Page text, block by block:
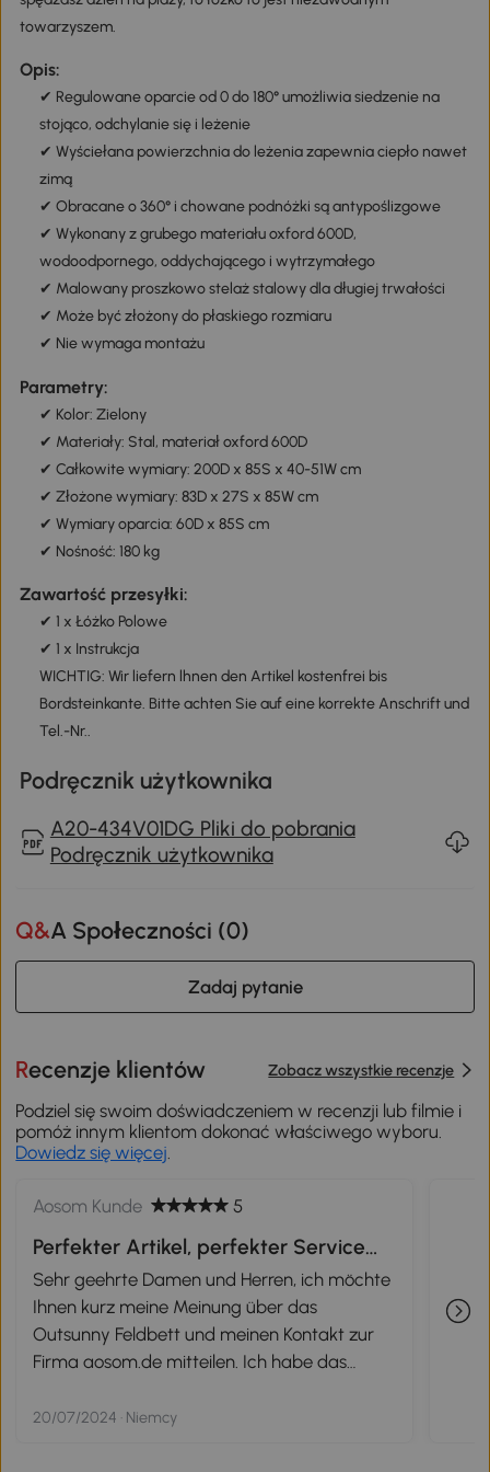
towarzyszem.
Opis:
✔ Regulowane oparcie od 0 do 180° umożliwia siedzenie na
stojąco, odchylanie się i leżenie
✔ Wyściełana powierzchnia do leżenia zapewnia ciepło nawet
zimą
✔ Obracane o 360° i chowane podnóżki są antypoślizgowe
✔ Wykonany z grubego materiału oxford 600D,
wodoodpornego, oddychającego i wytrzymałego
✔ Malowany proszkowo stelaż stalowy dla długiej trwałości
✔ Może być złożony do płaskiego rozmiaru
✔ Nie wymaga montażu
Parametry:
✔ Kolor: Zielony
✔ Materiały: Stal, materiał oxford 600D
✔ Całkowite wymiary: 200D x 85S x 40-51W cm
✔ Złożone wymiary: 83D x 27S x 85W cm
✔ Wymiary oparcia: 60D x 85S cm
✔ Nośność: 180 kg
Zawartość przesyłki:
✔ 1 x Łóżko Polowe
✔ 1 x Instrukcja
WICHTIG: Wir liefern lhnen den Artikel kostenfrei bis
Bordsteinkante. Bitte achten Sie auf eine korrekte Anschrift und
Tel.-Nr..
Podręcznik użytkownika
A20-434V01DG Pliki do pobrania
Podręcznik użytkownika
Q&A Społeczności (0)
Zadaj pytanie
Recenzje klientów Zobacz wszystkie recenzje
Podziel się swoim doświadczeniem w recenzji lub filmie i
pomóż innym klientom dokonać właściwego wyboru.
Dowiedz się więcej
Aosom Kunde 5
Perfekter Artikel, perfekter Service
und Kontakt
Sehr geehrte Damen und Herren, ich möchte
Ihnen kurz meine Meinung über das
Outsunny Feldbett und meinen Kontakt zur
Firma aosom.de mitteilen. Ich habe das
2024 Festival in Dinkelsbühl gekauft. Hatte das
20/07/2024 · Niemcy